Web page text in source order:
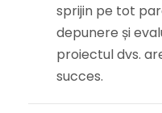
sprijin pe tot
depunere și
proiectul dvs.
succes.